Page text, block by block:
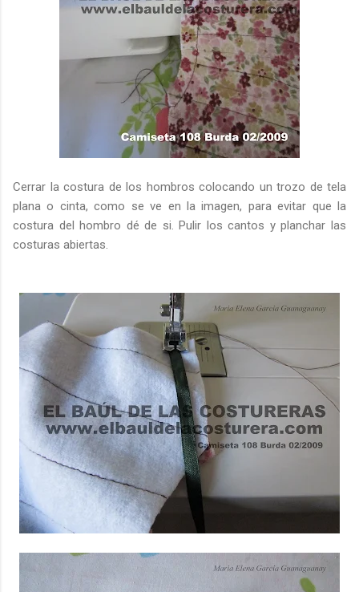
Cerrar la costura de los hombros colocando un trozo de tela
plana o cinta, como se ve en la imagen, para evitar que la
costura del hombro dé de si. Pulir los cantos y planchar las
costuras abiertas.